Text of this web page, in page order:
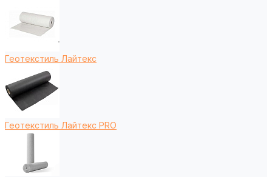
Геотекстиль Лайтекс
Геотекстиль Лайтекс PRO